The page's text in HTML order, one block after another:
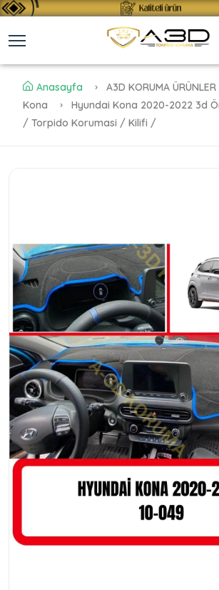
Anasayfa A3D KORUMA ÜRÜNLER
Kona
Hyundai Kona 2020-2022 3d
/ Torpido Korumasi / Kilifi /